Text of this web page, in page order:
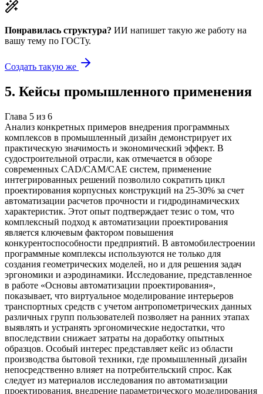
Понравилась структура? ИИ напишет такую же работу на
вашу тему по ГОСТу.
Создать такую же
5. Кейсы промышленного применения
Глава 5 из 6
Анализ конкретных примеров внедрения программных
комплексов в промышленный дизайн демонстрирует их
практическую значимость и экономический эффект. В
судостроительной отрасли, как отмечается в обзоре
современных CAD/CAM/CAE систем, применение
интегрированных решений позволило сократить цикл
проектирования корпусных конструкций на 25-30% за счет
автоматизации расчетов прочности и гидродинамических
характеристик. Этот опыт подтверждает тезис о том, что
комплексный подход к автоматизации проектирования
является ключевым фактором повышения
конкурентоспособности предприятий. В автомобилестроении
программные комплексы используются не только для
создания геометрических моделей, но и для решения задач
эргономики и аэродинамики. Исследование, представленное
в работе «Основы автоматизации проектирования»,
показывает, что виртуальное моделирование интерьеров
транспортных средств с учетом антропометрических данных
различных групп пользователей позволяет на ранних этапах
выявлять и устранять эргономические недостатки, что
впоследствии снижает затраты на доработку опытных
образцов. Особый интерес представляет кейс из области
производства бытовой техники, где промышленный дизайн
непосредственно влияет на потребительский спрос. Как
следует из материалов исследования по автоматизации
проектирования, внедрение параметрического моделирования